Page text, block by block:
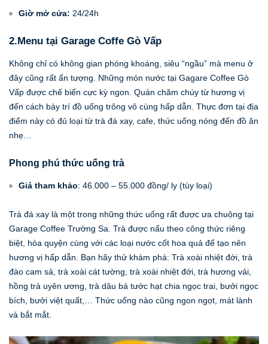
Giờ mở cửa: 24/24h
2.Menu tại Garage Coffe Gò Vấp
Không chỉ có không gian phóng khoáng, siêu “ngầu” mà menu ở
đây cũng rất ấn tượng. Những món nước tại Gagare Coffee Gò
Vấp được chế biến cực kỳ ngon. Quán chăm chúy từ hương vị
đến cách bày trí đồ uống trông vô cùng hấp dẫn. Thực đơn tại địa
điểm này có đủ loại từ trà đá xay, cafe, thức uống nóng đến đồ ăn
nhẹ…
Phong phú thức uống trà
Giá tham khảo: 46.000 – 55.000 đồng/ ly (tùy loại)
Trà đá xay là một trong những thức uống rất được ưa chuộng tại
Garage Coffee Trường Sa. Trà được nấu theo công thức riêng
biệt, hòa quyện cùng với các loại nước cốt hoa quả để tạo nên
hương vị hấp dẫn. Bạn hãy thử khám phá: Trà xoài nhiệt đới, trà
đào cam sả, trà xoài cát tường, trà xoài nhiệt đới, trà hương vải,
hồng trà uyên ương, trà dâu bá tước hạt chia ngọc trai, bưởi ngọc
bích, bưởi việt quất,… Thức uống nào cũng ngon ngọt, mát lành
và bắt mắt.